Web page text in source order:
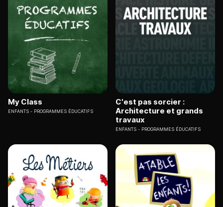
My Class
ENFANTS PROGRAMMES ÉDUCATIFS
C'est pas sorcier :
Architecture et grands
travaux
ENFANTS PROGRAMMES ÉDUCATIFS